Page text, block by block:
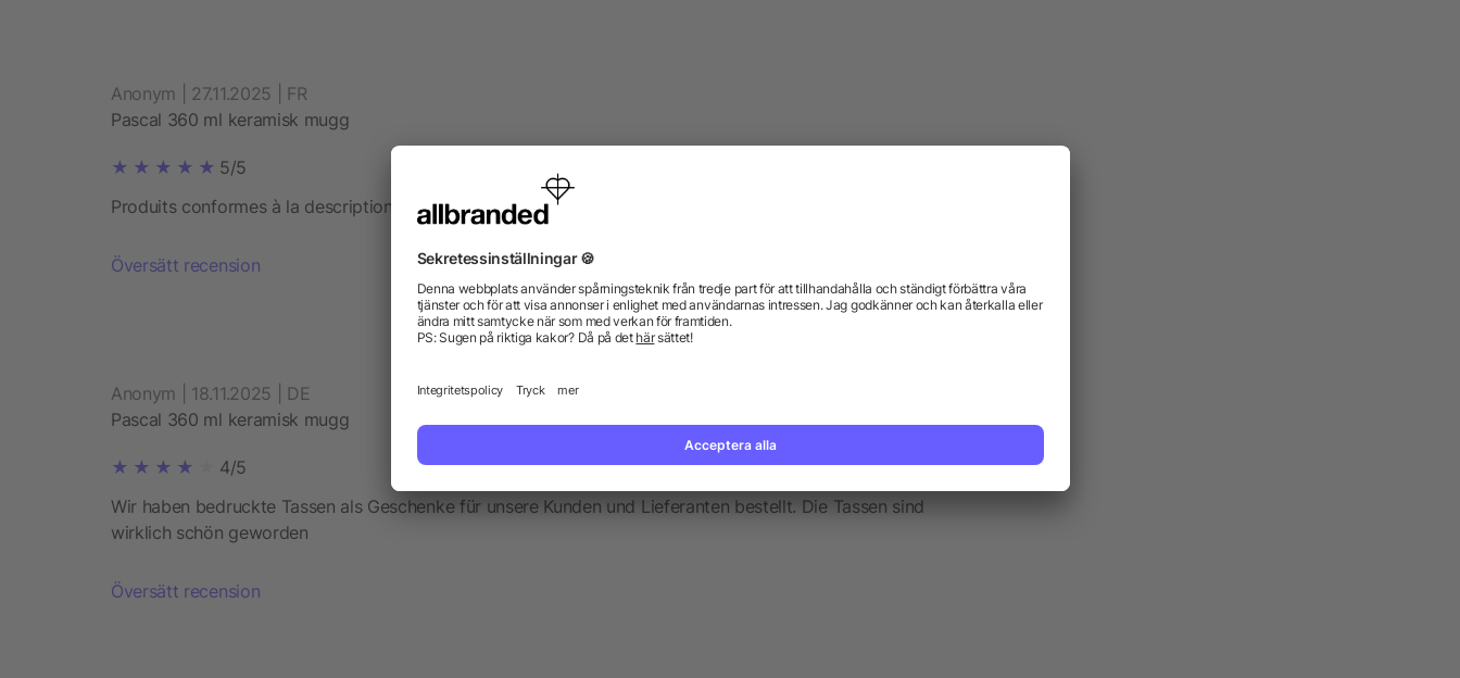
Anonym | 27.11.2025 | FR
Pascal 360 ml keramisk mugg
5/5
Produits conformes à la description
Översätt recension
Anonym | 18.11.2025 | DE
Pascal 360 ml keramisk mugg
4/5
Wir haben bedruckte Tassen als Geschenke für unsere Kunden und Lieferanten bestellt. Die Tassen sind
wirklich schön geworden
Översätt recension